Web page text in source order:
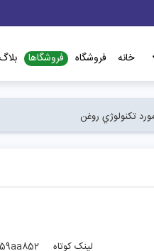
خانه فروشگاه فروشگاها بلاگ
تكنولوژي روغن
لینک کوتاه https://pdf-doc.ir/p/59aa852